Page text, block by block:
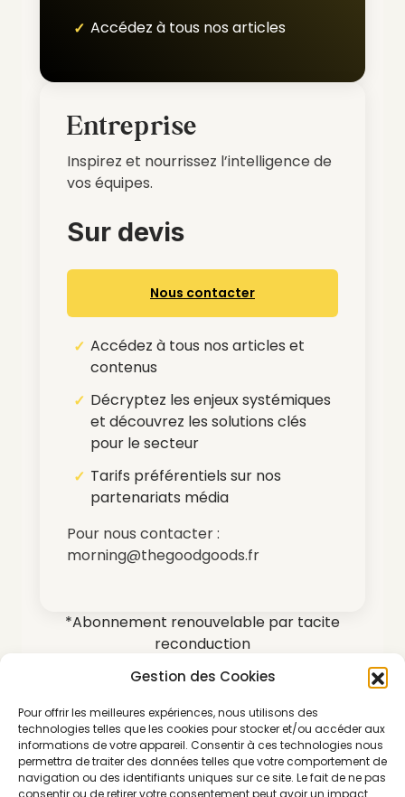
Gestion des Cookies
Pour offrir les meilleures expériences, nous utilisons des
technologies telles que les cookies pour stocker et/ou accéder aux
informations de votre appareil. Consentir à ces technologies nous
permettra de traiter des données telles que votre comportement de
navigation ou des identifiants uniques sur ce site. Le fait de ne pas
consentir ou de retirer votre consentement peut avoir un impact
Accédez à tous nos articles
Entreprise
Inspirez et nourrissez l’intelligence de
vos équipes.
Sur devis
Nous contacter
Accédez à tous nos articles et
contenus
Décryptez les enjeux systémiques
et découvrez les solutions clés
pour le secteur
Tarifs préférentiels sur nos
partenariats média
Pour nous contacter :
morning@thegoodgoods.fr
*Abonnement renouvelable par tacite
reconduction
SE CONNECTER ABONNEMENTS